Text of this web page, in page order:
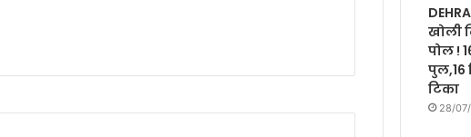
खोली
पोल !
पुल,16
टिका
28/